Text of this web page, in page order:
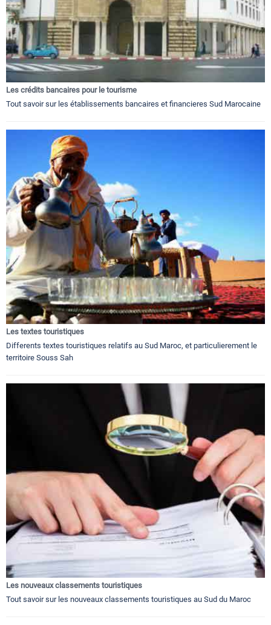
Les crédits bancaires pour le tourisme
Tout savoir sur les établissements bancaires et financieres Sud Marocaine
Les textes touristiques
Differents textes touristiques relatifs au Sud Maroc, et particulierement le
territoire Souss Sah
Les nouveaux classements touristiques
Tout savoir sur les nouveaux classements touristiques au Sud du Maroc